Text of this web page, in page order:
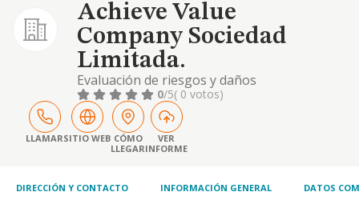
Achieve Value
Company Sociedad
Limitada.
Evaluación de riesgos y daños
0/5( 0 votos)
LLAMARSITIO WEB CÓMO
LLEGAR
VER
INFORME
DIRECCIÓN Y CONTACTO INFORMACIÓN GENERAL DATOS